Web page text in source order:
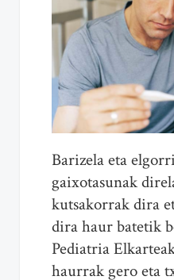
Barizela eta
gaixotasunak
kutsakorrak dira
dira haur batetik
Pediatria
haurrak gero eta